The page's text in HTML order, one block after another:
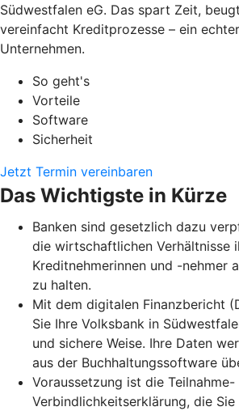
Südwestfalen eG. Das spart Zeit,
vereinfacht Kreditprozesse – ein
Unternehmen.
So geht's
Vorteile
Software
Sicherheit
Jetzt Termin vereinbaren
Das Wichtigste in Kürze
Banken sind gesetzlich dazu
die wirtschaftlichen Verhältnisse
Kreditnehmerinnen und -nehmer
zu halten.
Mit dem digitalen Finanzbericht
Sie Ihre Volksbank in
und sichere Weise. Ihre Daten
aus der Buchhaltungssoftware
Voraussetzung ist die Teilnahme-
Verbindlichkeitserklärung, die